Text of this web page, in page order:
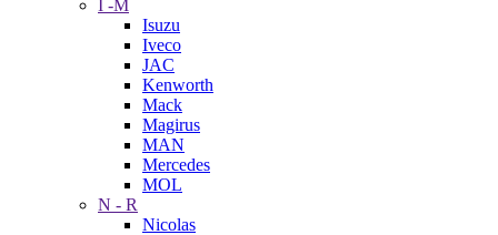
I -M
Isuzu
Iveco
JAC
Kenworth
Mack
Magirus
MAN
Mercedes
MOL
N - R
Nicolas